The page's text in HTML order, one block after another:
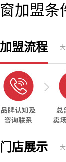
窗加盟条
加盟流程
门店展示